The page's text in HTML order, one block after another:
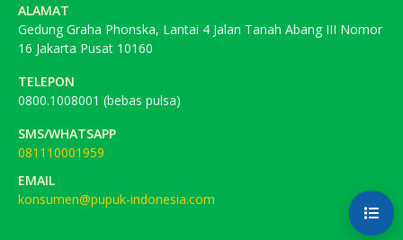
ALAMAT
Gedung Graha Phonska, Lantai 4 Jalan Tanah Abang III Nomor
16 Jakarta Pusat 10160
TELEPON
0800.1008001 (bebas pulsa)
SMS/WHATSAPP
081110001959
EMAIL
konsumen@pupuk-indonesia.com